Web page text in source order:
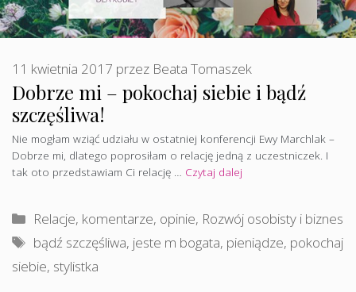
Dobrze mi – pokochaj siebie i bądź
szczęśliwa!
11 kwietnia 2017 przez Beata Tomaszek
Nie mogłam wziąć udziału w ostatniej konferencji Ewy Marchlak –
Dobrze mi, dlatego poprosiłam o relację jedną z uczestniczek. I
tak oto przedstawiam Ci relację … Czytaj dalej
Kategorie
Relacje, komentarze, opinie, Rozwój osobisty i biznes
Tagi
bądź szczęśliwa, jeste m bogata, pieniądze, pokochaj
siebie, stylistka